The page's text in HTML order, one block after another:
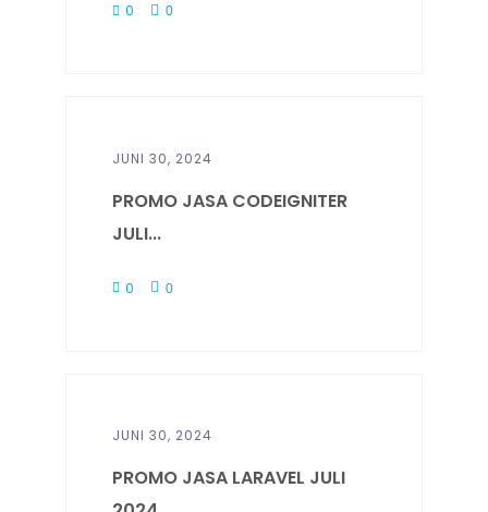
0 0
JUNI 30, 2024
PROMO JASA CODEIGNITER
JULI...
0 0
JUNI 30, 2024
PROMO JASA LARAVEL JULI